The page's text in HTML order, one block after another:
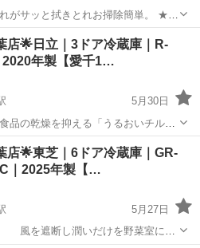
サッと拭きとれお掃除簡単。 ★食
氷点下ストッカー」搭載！ ★どこを
クセスデザインで使いやすい冷蔵
キッチン家電 ドア
店🌟日立｜3ドア冷蔵庫｜R-
年製【愛千1…
5月30日
の乾燥を抑える「うるおいチル
配置した、 「まんなか野菜室」タイ
...
キッチン家電 32K
店🌟東芝｜6ドア冷蔵庫｜GR-
｜2025年製【…
5月27日
風を遮断し潤いだけを野菜室に送